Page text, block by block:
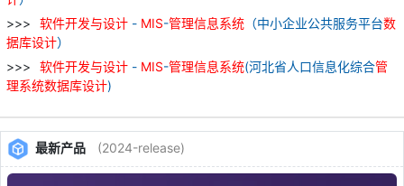
软件开发与设计 - MIS-管理信息系统 （中小企业公共服务平台数
据库设计）
软件开发与设计 - MIS-管理信息系统(河北省人口信息化综合管
理系统数据库设计)
最新产品 (2024-release)